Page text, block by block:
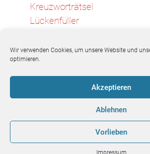
Wir verwenden Cookies, um unsere Website und
optimieren.
Akzeptieren
Ablehnen
Vorlieben
Impressum
Kreuzworträtsel
Lückenfüller
Sortier-Spiel
Wortsuch-Rätsel
Buch 1 |
Blick ins
Buch 2 |
Kontakt
|